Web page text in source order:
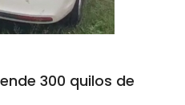
300 quilos de